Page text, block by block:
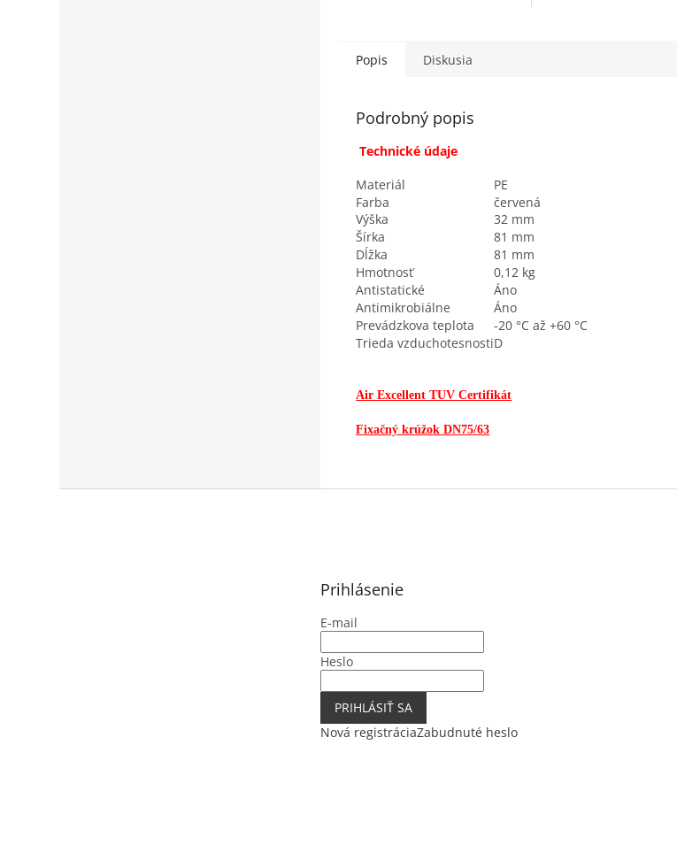
2000Pa je...
Popis Diskusia
Podrobný popis
Technické údaje
Materiál
PE
Farba
červená
Výška
32 mm
Šírka
81 mm
Dĺžka
81 mm
Hmotnosť
0,12 kg
Antistatické
Áno
Antimikrobiálne
Áno
Prevádzkova teplota
-20 °C až +60 °C
Trieda vzduchotesnostiD
Air Excellent TUV Certifikát
Fixačný krúžok DN75/63
Prihlásenie
E-mail
Heslo
PRIHLÁSIŤ SA
Nová registráciaZabudnuté heslo